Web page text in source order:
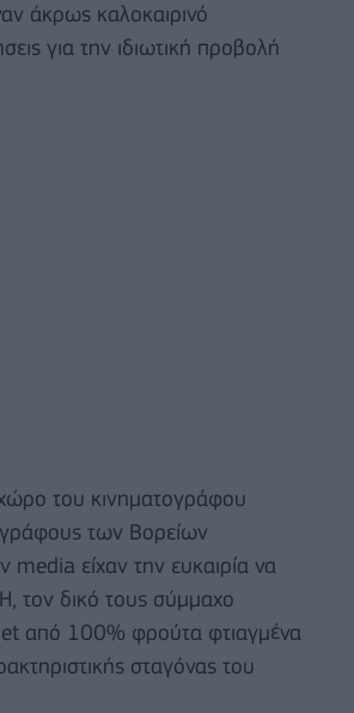
άκρως καλοκαιρινό
για την ιδιωτική προβολή
του κινηματογράφου
των Βορείων
είχαν την ευκαιρία να
τον δικό τους σύμμαχο
από 100% φρούτα φτιαγμένα
σταγόνας του